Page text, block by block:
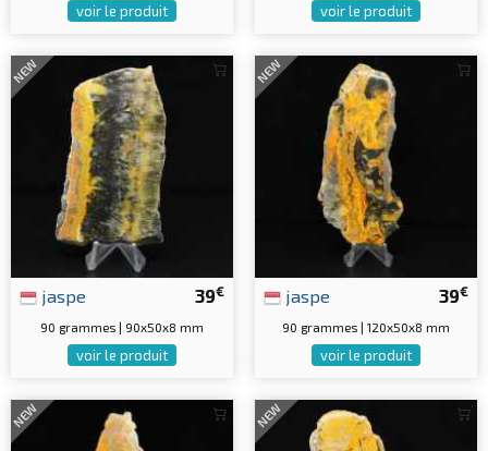
voir le produit voir le produit
NEW
39€
jaspe
90 grammes | 90x50x8 mm
voir le produit
NEW
39€
jaspe
90 grammes | 120x50x8 mm
voir le produit
NEW NEW